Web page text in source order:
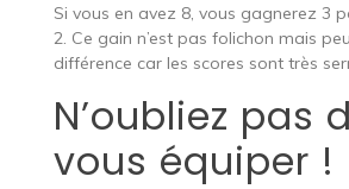
Si vous en avez 8, vous gagnerez 3
2. Ce gain n’est pas folichon mais
différence car les scores sont très
N’oubliez pas
vous équiper !